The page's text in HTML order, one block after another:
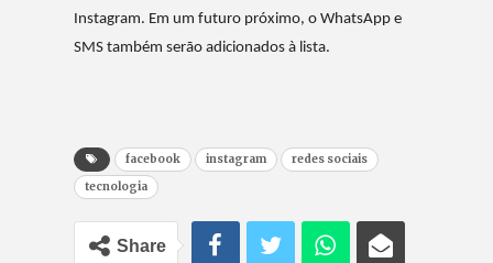
Instagram. Em um futuro próximo, o WhatsApp e
SMS também serão adicionados à lista.
facebook instagram
redes sociais
tecnologia
Share